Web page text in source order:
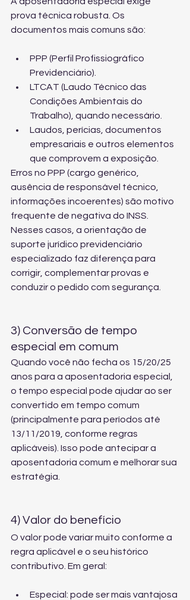
prova técnica robusta. Os
documentos mais comuns são:
PPP (Perfil Profissiográfico
Previdenciário).
LTCAT (Laudo Técnico das
Condições Ambientais do
Trabalho), quando necessário.
Laudos, perícias, documentos
empresariais e outros elementos
que comprovem a exposição.
Erros no PPP (cargo genérico,
ausência de responsável técnico,
informações incoerentes) são motivo
frequente de negativa do INSS.
Nesses casos, a orientação de
suporte jurídico previdenciário
especializado faz diferença para
corrigir, complementar provas e
conduzir o pedido com segurança.
3) Conversão de tempo
especial em comum
Quando você não fecha os 15/20/25
anos para a aposentadoria especial,
o tempo especial pode ajudar ao ser
convertido em tempo comum
(principalmente para períodos até
13/11/2019, conforme regras
aplicáveis). Isso pode antecipar a
aposentadoria comum e melhorar sua
estratégia.
4) Valor do benefício
O valor pode variar muito conforme a
regra aplicável e o seu histórico
contributivo. Em geral:
Especial: pode ser mais vantajosa